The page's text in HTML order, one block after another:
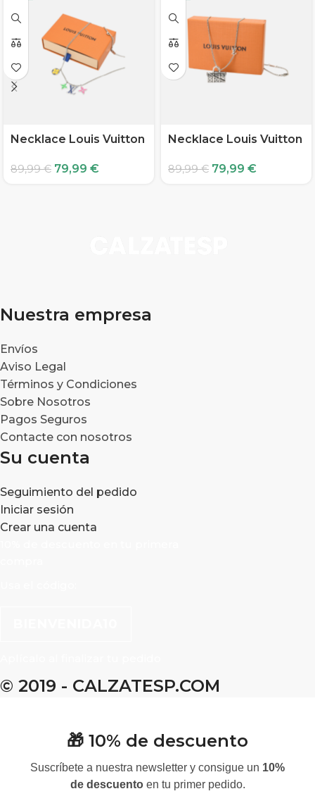
Necklace Louis Vuitton
89,99€ 79,99 €
Necklace Louis Vuitton
89,99€ 79,99 €
Nuestra empresa
Envíos
Aviso Legal
Términos y Condiciones
Sobre Nosotros
Pagos Seguros
Contacte con nosotros
Su cuenta
Seguimiento del pedido
Iniciar sesión
Crear una cuenta
© 2019 - CALZATESP.COM
🎁 10% de descuento
Suscríbete a nuestra newsletter y consigue un 10%
de descuentoen tu primer pedido.